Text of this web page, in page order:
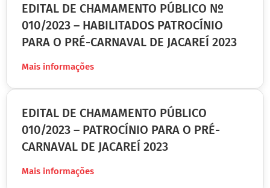
EDITAL DE CHAMAMENTO PÚBLICO Nº
010/2023 – HABILITADOS PATROCÍNIO
PARA O PRÉ-CARNAVAL DE JACAREÍ 2023
Mais informações
EDITAL DE CHAMAMENTO PÚBLICO
010/2023 – PATROCÍNIO PARA O PRÉ-
CARNAVAL DE JACAREÍ 2023
Mais informações